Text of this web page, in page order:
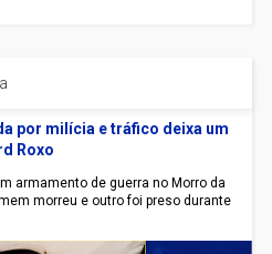
por milícia e tráfico deixa um
Roxo
armamento de guerra no Morro da
morreu e outro foi preso durante